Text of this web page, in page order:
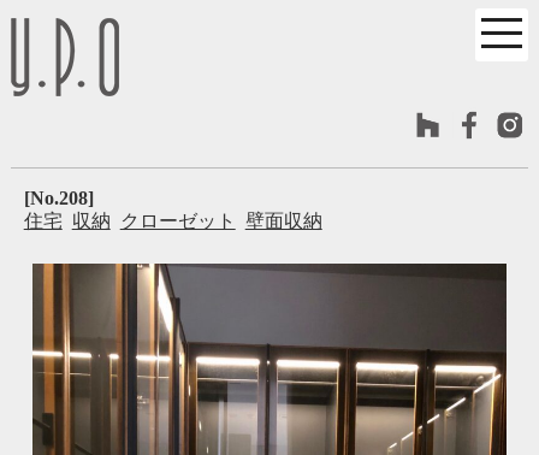
[No.208]
住宅 収納 クローゼット 壁面収納